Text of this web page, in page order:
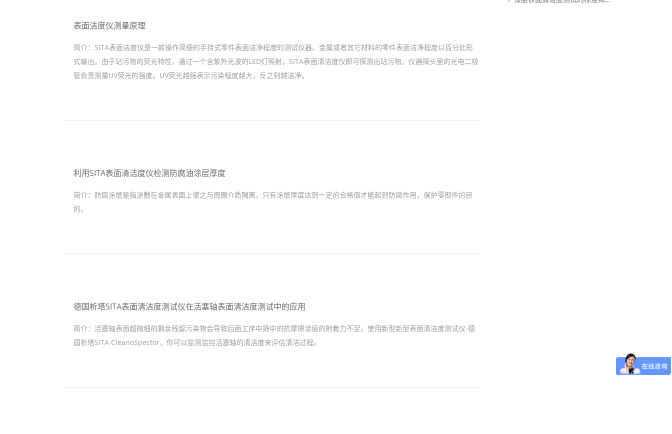
表面洁度仪测量原理
简介： SITA表面洁度仪是一款操作简便的手持式零件表面洁净程度的测试仪器。金属或者其它材料的零件表面洁净程度以百分比形
式输出。由于玷污物的荧光特性，通过一个含紫外光波的LED灯照射，SITA表面清洁度仪即可探测出玷污物。仪器探头里的光电二极
管负责测量UV荧光的强度。UV荧光越强表示污染程度越大，反之则越洁净。
利用SITA表面清洁度仪检测防腐油涂层厚度
简介： 防腐涂层是指涂敷在金属表面上使之与周围介质隔离，只有涂层厚度达到一定的合格值才能起到防腐作用，保护零部件的目
的。
德国析塔SITA表面清洁度测试仪在活塞轴表面清洁度测试中的应用
简介： 活塞轴表面超微细的剩余残留污染物会导致后面工序中筛中的抗摩擦涂层的附着力不足。使用新型新型表面清洁度测试仪-德
国析塔SITA CleanoSpector，你可以监测监控活塞轴的清洁度来评估清洁过程。